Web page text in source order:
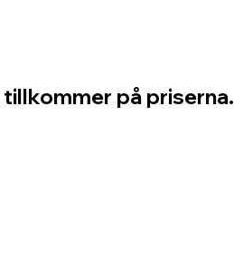
på priserna.